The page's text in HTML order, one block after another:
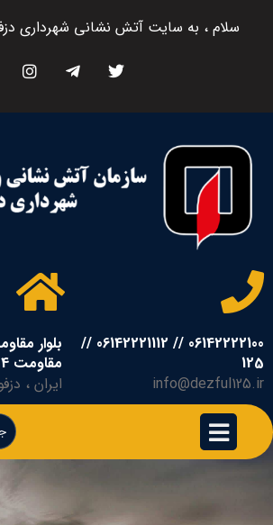
سلام ، به سایت آتش نشانی شهرداری
06142222100 // 06142221112 //
125
info@dezful125.ir
بلوار
مقاومت 4
ایران ،